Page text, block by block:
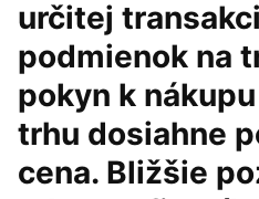
určitej
podmienok na
pokyn k
trhu dosiahne
cena. Bližšie